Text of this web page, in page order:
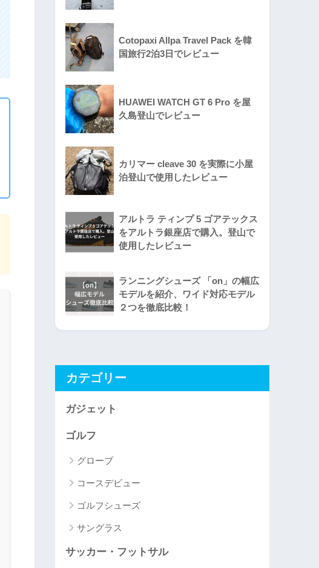
Cotopaxi Allpa Travel Pack を韓
国旅行2泊3日でレビュー
HUAWEI WATCH GT 6 Pro を屋
久島登山でレビュー
カリマー cleave 30 を実際に小屋
泊登山で使用したレビュー
アルトラ ティンプ 5 ゴアテックス
をアルトラ銀座店で購入。登山で
使用したレビュー
ランニングシューズ 「on」の幅広
モデルを紹介、ワイド対応モデル
２つを徹底比較！
カテゴリー
ガジェット
ゴルフ
グローブ
コースデビュー
ゴルフシューズ
サングラス
サッカー・フットサル